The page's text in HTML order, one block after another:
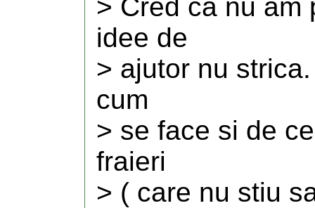
> Cred ca nu am
idee de
> ajutor nu
cum
> se face si de
fraieri
> ( care nu stiu